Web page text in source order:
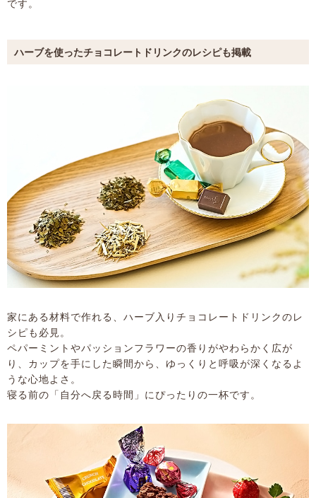
です。
ハーブを使ったチョコレートドリンクのレシピも掲載
家にある材料で作れる、ハーブ入りチョコレートドリンクのレ
シピも必見。
ペパーミントやパッションフラワーの香りがやわらかく広が
り、カップを手にした瞬間から、ゆっくりと呼吸が深くなるよ
うな心地よさ。
寝る前の「自分へ戻る時間」にぴったりの一杯です。